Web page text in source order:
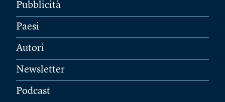
Pubblicità
Paesi
Autori
Newsletter
Podcast